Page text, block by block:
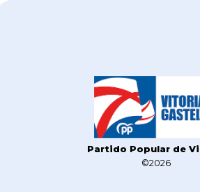
Partido Popular de
©2026